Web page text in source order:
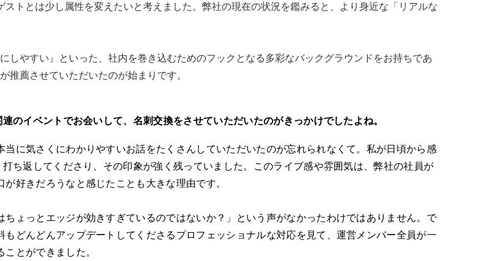
トとは少し属性を変えたいと考えました。弊社の現在の状況を鑑みると、より身近な「リアルな
やすい』といった、社内を巻き込むためのフックとなる多彩なバックグラウンドをお持ちであ
推薦させていただいたのが始まりです。
イベントでお会いして、名刺交換をさせていただいたのがきっかけでしたよね。
に気さくにわかりやすいお話をたくさんしていただいたのが忘れられなくて。私が日頃から感
ち返してくださり、その印象が強く残っていました。このライブ感や雰囲気は、弊社の社員が
好きだろうなと感じたことも大きな理由です。
ょっとエッジが効きすぎているのではないか？」という声がなかったわけではありません。で
どんどんアップデートしてくださるプロフェッショナルな対応を見て、運営メンバー全員が一
とができました。